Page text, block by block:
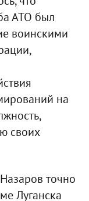
АТО был
воинскими
на
своих
точно
Луганска